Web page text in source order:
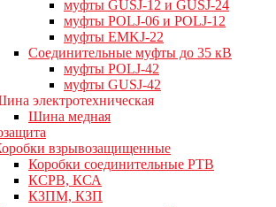
муфты GUSJ-12 и GUSJ-24
муфты POLJ-06 и POLJ-12
муфты EMKJ-22
Соединительные муфты до 35 кВ
муфты POLJ-42
муфты GUSJ-42
электротехническая
Шина медная
взрывозащищенные
Коробки соединительные РТВ
КСРВ, КСА
КЗПМ, КЗП